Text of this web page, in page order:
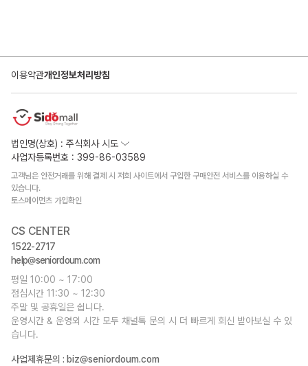
이용약관개인정보처리방침
법인명(상호) : 주식회사 시도
사업자등록번호 : 399-86-03589
고객님은 안전거래를 위해 결제 시 저희 사이트에서 구입한 구매안전 서비스를 이용하실 수
있습니다.
토스페이먼츠 가입확인
CS CENTER
1522-2717
help@seniordoum.com
평일 10:00 ~ 17:00
점심시간 11:30 ~ 12:30
주말 및 공휴일은 쉽니다.
운영시간 & 운영외 시간 모두 채널톡 문의 시 더 빠르게 회신 받아보실 수 있
습니다.
사업제휴문의 : biz@seniordoum.com